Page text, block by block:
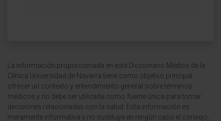
La información proporcionada en este Diccionario Médico de la
Clínica Universidad de Navarra tiene como objetivo principal
ofrecer un contexto y entendimiento general sobre términos
médicos y no debe ser utilizada como fuente única para tomar
decisiones relacionadas con la salud. Esta información es
meramente informativa y no sustituye en ningún caso el consejo,